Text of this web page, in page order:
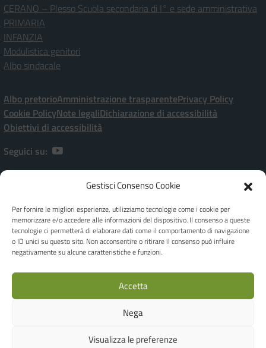
Gestisci Consenso Cookie
Per fornire le migliori esperienze, utilizziamo tecnologie come i cookie per
memorizzare e/o accedere alle informazioni del dispositivo. Il consenso a queste
tecnologie ci permetterà di elaborare dati come il comportamento di navigazione
o ID unici su questo sito. Non acconsentire o ritirare il consenso può influire
negativamente su alcune caratteristiche e funzioni.
Accetta
Nega
Visualizza le preferenze
CERANO – Plesso Scuola secondaria di I° e sede amministrativa
PRIMARIA
INFANZIA
Modulistica genitori
Albo sindacale
Albo pretorioAmministrazione trasparentePrivacy Policy
Cookie PolicyNote legaliDichiarazione di accessibilità
Obiettivi di accessibilità
Seguici su:
Istituto Comprensivo Statale “P. Ramati” | Viale Marchetti, 20 – 28065
[+39] 0321-728182 | noic80900a@istruzione.it | Codice meccanografico:
NOIC80900A - C.F. 80010970038
Dirigente Scolastica: Dott.ssa Giuseppina FEROLO
Responsabile della Protezione dei dati - DPO Privacy: Ing. Luca Corbellini -
IBAN: IT19M0306945710100000046035 | Codice Univoco Ufficio per
Realizzato byWEB'S RIVER
Concept & Design by Designers Italia